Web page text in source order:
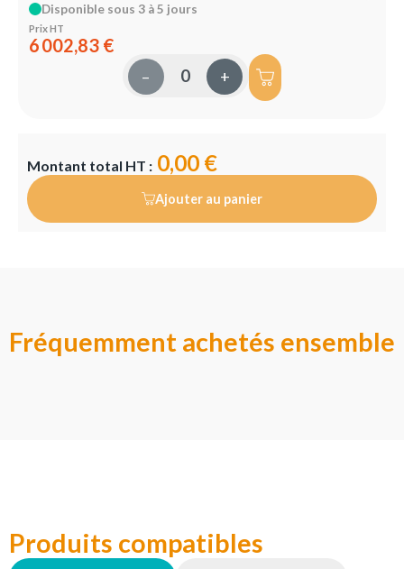
Disponible sous 3 à 5 jours
Prix HT
6 002,83 €
– +
Montant total HT : 0,00 €
Ajouter au panier
Fréquemment achetés ensemble
Produits compatibles